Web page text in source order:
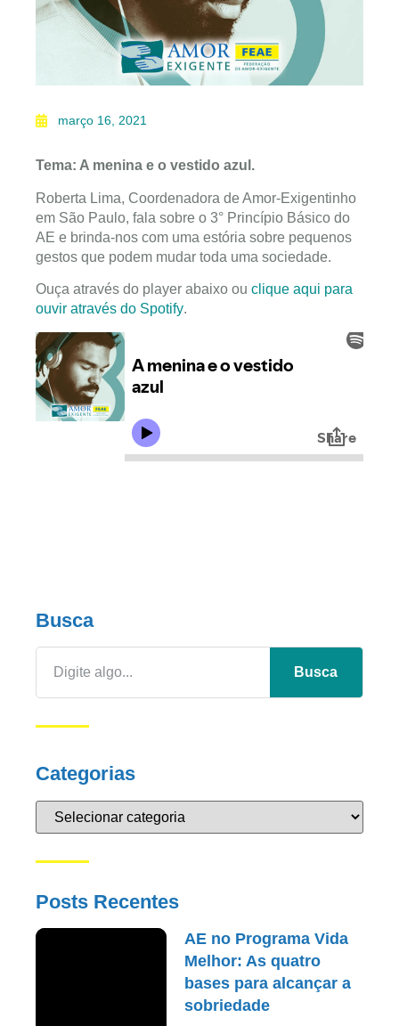
março 16, 2021
Tema: A menina e o vestido azul.
Roberta Lima, Coordenadora de Amor-Exigentinho
em São Paulo, fala sobre o 3° Princípio Básico do
AE e brinda-nos com uma estória sobre pequenos
gestos que podem mudar toda uma sociedade.
Ouça através do player abaixo ou clique aqui para
ouvir através do Spotify.
Busca
Busca
Categorias
Posts Recentes
AE no Programa Vida
Melhor: As quatro
bases para alcançar a
sobriedade